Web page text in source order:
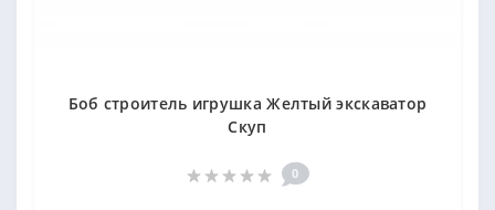
Боб строитель игрушка Желтый экскаватор
Скуп
0